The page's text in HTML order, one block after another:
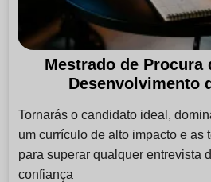
Mestrado de Procura
Desenvolvimento
Tornarás o candidato ideal,
um currículo de alto impacto e as
para superar qualquer entrevista
confiança